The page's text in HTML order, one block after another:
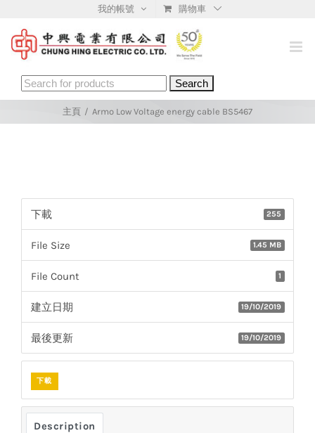
content
我的帳號 購物車
Search
for:
主頁 / Armo Low Voltage energy cable BS5467
下載 255
File Size 1.45 MB
File Count 1
建立日期 19/10/2019
最後更新 19/10/2019
下載
Description